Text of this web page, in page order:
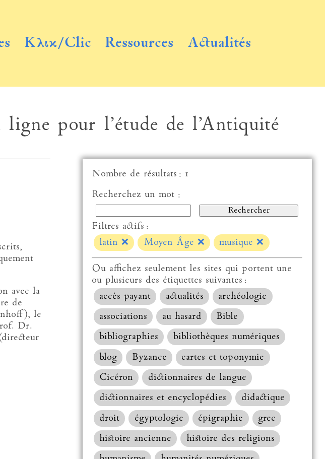
Κλικ/Clic Ressources Actualités
ligne pour l’étude de l’Antiquité
avec la
de
le
Dr.
Nombre de résultats : 1
Recherchez un mot :
Filtres actifs :
latin ❌ Moyen Âge ❌ musique❌
Ou affichez seulement les sites qui portent une
ou plusieurs des étiquettes suivantes :
accès payant
actualités
archéologie
associations
au hasard
Bible
bibliographies
bibliothèques numériques
blog
Byzance
cartes et toponymie
Cicéron
dictionnaires de langue
dictionnaires et encyclopédies
didactique
droit
égyptologie épigraphie
grec
histoire ancienne
histoire des religions